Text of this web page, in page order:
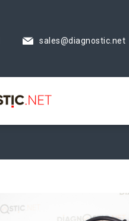
sales@diagnostic.net